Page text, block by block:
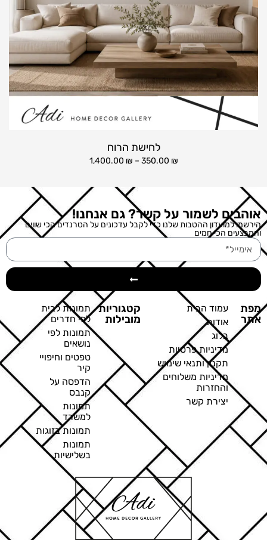
לחישת הרוח
350.00 ₪
–
1,400.00 ₪
אוהבים לשמור על קשר? גם אנחנו!
הירשמו למועדון ההטבות שלנו כדי לקבל עדכונים על הטרנדים הכי שווים
והמבצעים הכי חמים
מפת
אתר
עמוד הבית
אודות
בלוג
מדיניות פרטיות
תקנון ותנאי שימוש
מדיניות משלוחים
והחזרות
יצירת קשר
קטגוריות
מובילות
תמונות לבית
לפי חדרים
תמונות לפי
נושאים
טפטים וחיפויי
קיר
הדפסה על
קנבס
תמונות
למשרד
תמונות בזוגות
תמונות
בשלישיות